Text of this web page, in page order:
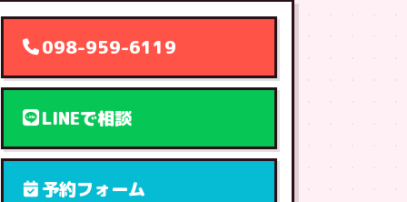
098-959-6119
LINEで相談
予約フォーム